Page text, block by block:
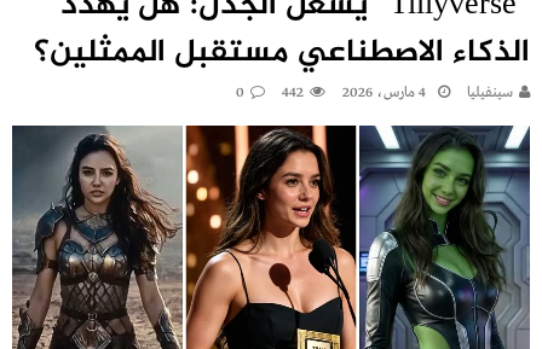
الذكاء الاصطناعي مستقبل الممثلين؟
سينفيليا 4 مارس، 2026 442
0